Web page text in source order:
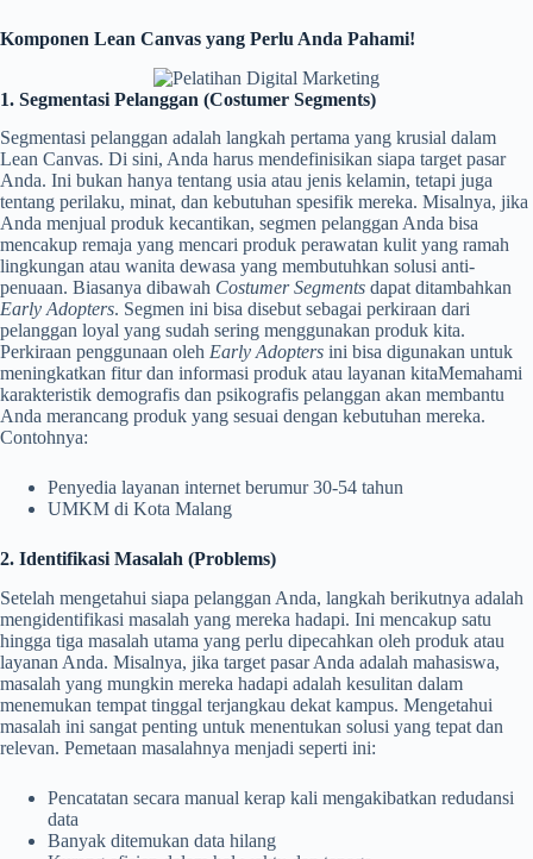
Komponen Lean Canvas yang Perlu Anda Pahami!
1. Segmentasi Pelanggan (Costumer Segments)
Segmentasi pelanggan adalah langkah pertama yang krusial dalam
Lean Canvas. Di sini, Anda harus mendefinisikan siapa target pasar
Anda. Ini bukan hanya tentang usia atau jenis kelamin, tetapi juga
tentang perilaku, minat, dan kebutuhan spesifik mereka. Misalnya, jika
Anda menjual produk kecantikan, segmen pelanggan Anda bisa
mencakup remaja yang mencari produk perawatan kulit yang ramah
lingkungan atau wanita dewasa yang membutuhkan solusi anti-
penuaan. Biasanya dibawah Costumer Segments dapat ditambahkan
Early Adopters. Segmen ini bisa disebut sebagai perkiraan dari
pelanggan loyal yang sudah sering menggunakan produk kita.
Perkiraan penggunaan oleh Early Adopters ini bisa digunakan untuk
meningkatkan fitur dan informasi produk atau layanan kitaMemahami
karakteristik demografis dan psikografis pelanggan akan membantu
Anda merancang produk yang sesuai dengan kebutuhan mereka.
Contohnya:
Penyedia layanan internet berumur 30-54 tahun
UMKM di Kota Malang
2. Identifikasi Masalah (Problems)
Setelah mengetahui siapa pelanggan Anda, langkah berikutnya adalah
mengidentifikasi masalah yang mereka hadapi. Ini mencakup satu
hingga tiga masalah utama yang perlu dipecahkan oleh produk atau
layanan Anda. Misalnya, jika target pasar Anda adalah mahasiswa,
masalah yang mungkin mereka hadapi adalah kesulitan dalam
menemukan tempat tinggal terjangkau dekat kampus. Mengetahui
masalah ini sangat penting untuk menentukan solusi yang tepat dan
relevan. Pemetaan masalahnya menjadi seperti ini:
Pencatatan secara manual kerap kali mengakibatkan redudansi
data
Banyak ditemukan data hilang